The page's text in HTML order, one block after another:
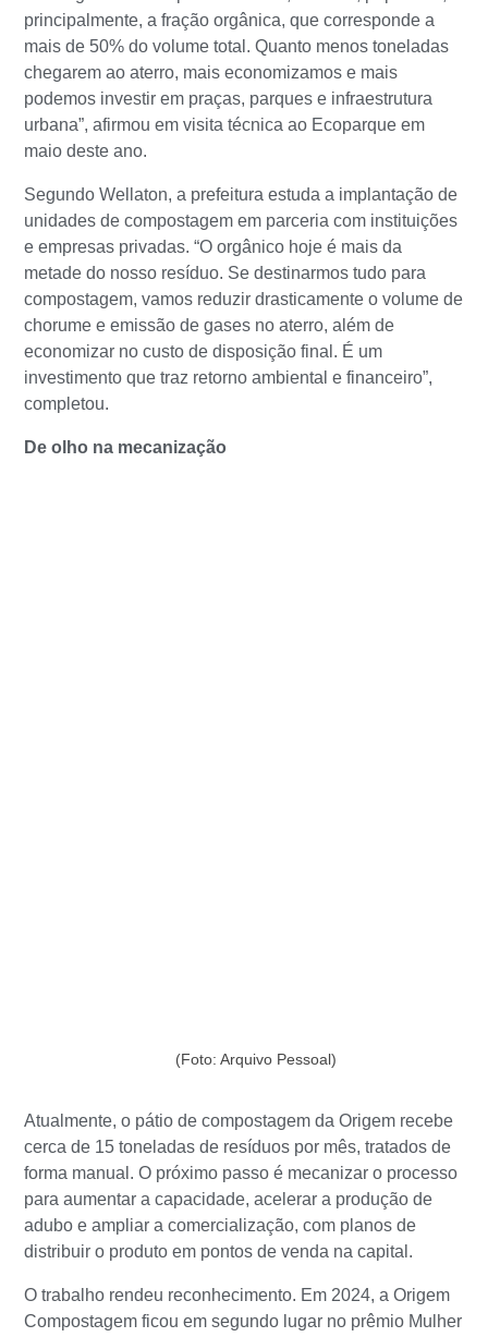
principalmente, a fração orgânica, que corresponde a
mais de 50% do volume total. Quanto menos toneladas
chegarem ao aterro, mais economizamos e mais
podemos investir em praças, parques e infraestrutura
urbana”, afirmou em visita técnica ao Ecoparque em
maio deste ano.
Segundo Wellaton, a prefeitura estuda a implantação de
unidades de compostagem em parceria com instituições
e empresas privadas. “O orgânico hoje é mais da
metade do nosso resíduo. Se destinarmos tudo para
compostagem, vamos reduzir drasticamente o volume de
chorume e emissão de gases no aterro, além de
economizar no custo de disposição final. É um
investimento que traz retorno ambiental e financeiro”,
completou.
De olho na mecanização
(Foto: Arquivo Pessoal)
Atualmente, o pátio de compostagem da Origem recebe
cerca de 15 toneladas de resíduos por mês, tratados de
forma manual. O próximo passo é mecanizar o processo
para aumentar a capacidade, acelerar a produção de
adubo e ampliar a comercialização, com planos de
distribuir o produto em pontos de venda na capital.
O trabalho rendeu reconhecimento. Em 2024, a Origem
Compostagem ficou em segundo lugar no prêmio Mulher